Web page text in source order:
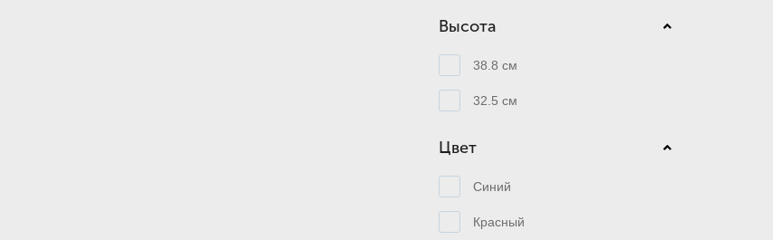
Высота
38.8 см
32.5 см
Цвет
Синий
Красный